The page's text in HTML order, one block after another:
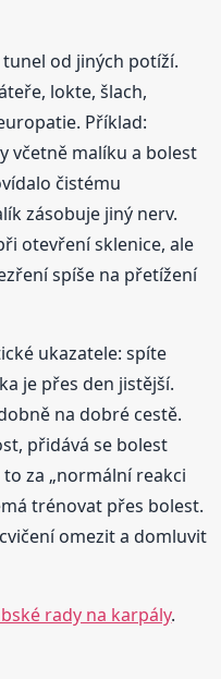
od jiných potíží.
lokte, šlach,
Příklad:
včetně malíku a bolest
čistému
zásobuje jiný nerv.
otevření sklenice, ale
spíše na přetížení
ukazatele: spíte
je přes den jistější.
na dobré cestě.
přidává se bolest
za „normální reakci
trénovat přes bolest.
omezit a domluvit
rady na karpály.